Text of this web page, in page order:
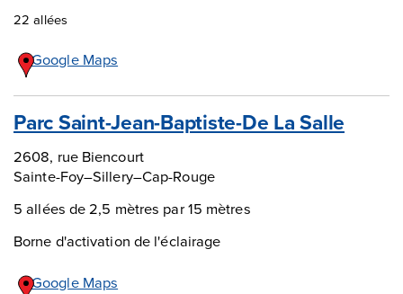
22 allées
Google Maps
Parc Saint-Jean-Baptiste-De La Salle
2608, rue Biencourt
Sainte-Foy–Sillery–Cap-Rouge
5 allées de 2,5 mètres par 15 mètres
Borne d'activation de l'éclairage
Google Maps